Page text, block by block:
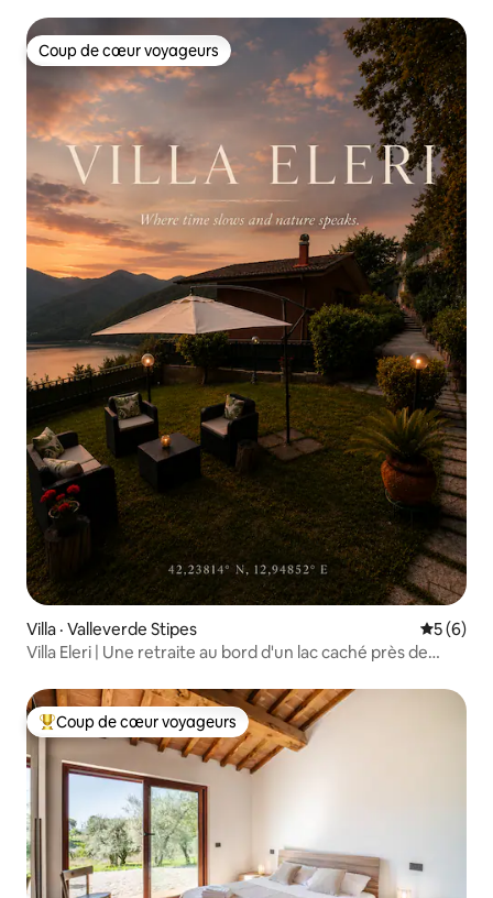
Coup de cœur voyageurs
Coup de cœur voyageurs
Villa · Valleverde Stipes Note
5 (6)
Villa Eleri | Une retraite au bord d'un lac caché près de
Coup de cœur voyageurs parmi les plus aimés
Coup de cœur voyageurs